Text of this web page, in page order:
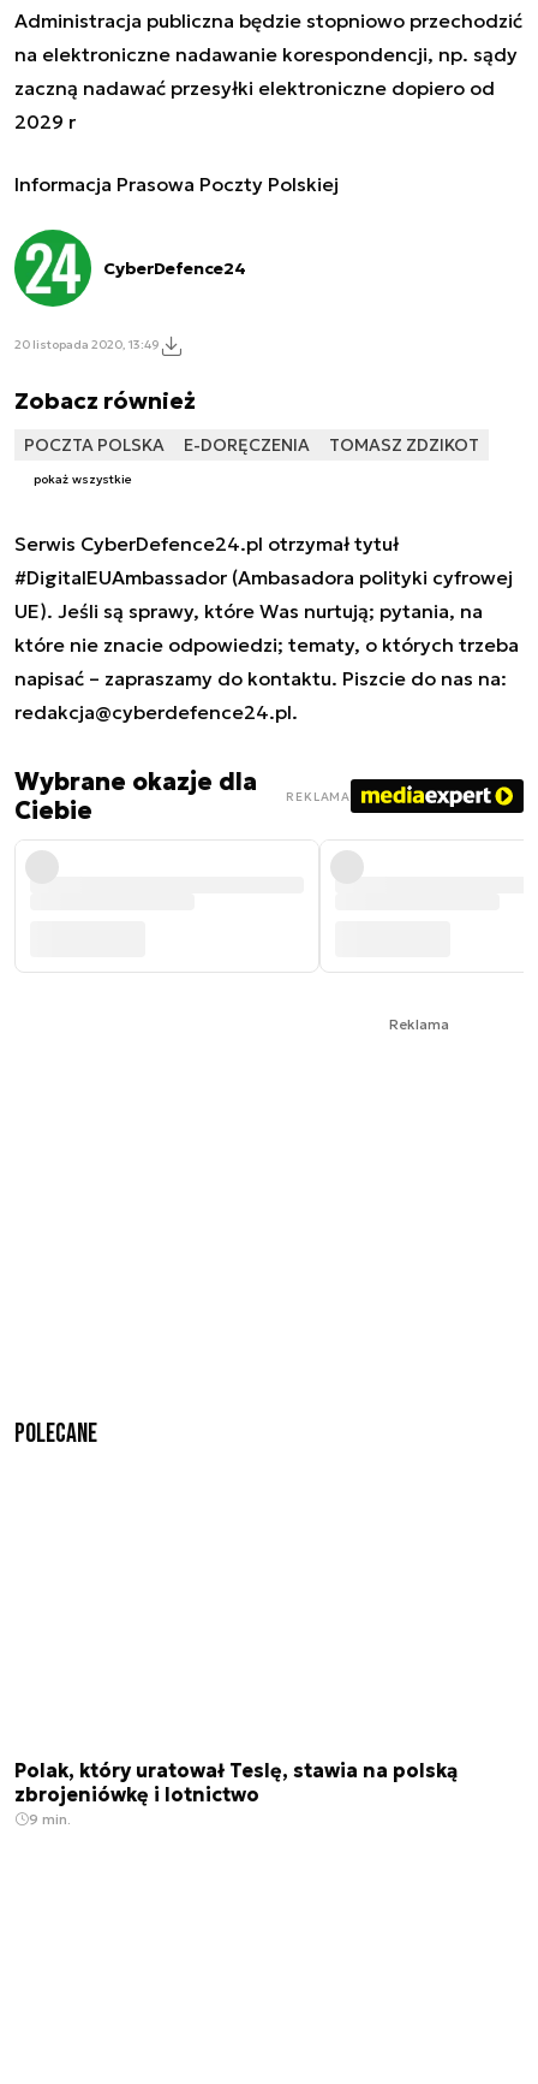
Administracja publiczna będzie stopniowo przechodzić
na elektroniczne nadawanie korespondencji, np. sądy
zaczną nadawać przesyłki elektroniczne dopiero od
2029 r
Informacja Prasowa Poczty Polskiej
CyberDefence24
20 listopada 2020, 13:49
Zobacz również
POCZTA POLSKA E-DORĘCZENIA TOMASZ ZDZIKOT
pokaż wszystkie
Serwis CyberDefence24.pl otrzymał tytuł
#DigitalEUAmbassador (Ambasadora polityki cyfrowej
UE). Jeśli są sprawy, które Was nurtują; pytania, na
które nie znacie odpowiedzi; tematy, o których trzeba
napisać – zapraszamy do kontaktu. Piszcie do nas na:
redakcja@cyberdefence24.pl.
Wybrane okazje dla
Ciebie
REKLAMA
Reklama
Polecane
Polak, który uratował Teslę, stawia na polską
zbrojeniówkę i lotnictwo
9 min.